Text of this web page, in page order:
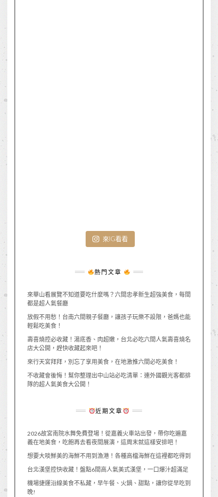
來IG看看
熱門文章
來華山看展覽不知道要吃什麼嗎？六間忠孝新生超強美食，每間
都是超人氣餐廳
放假不用愁！台南六間親子餐廳，讓孩子玩樂不設限，爸媽也能
輕鬆吃美食！
壽喜燒控必收藏！湯底香、肉超嫩，台北必吃六間人氣壽喜燒名
店大公開，趕快收藏起來吧！
來行天宮拜拜，別忘了享用美食，在地激推六間必吃美食！
不收藏會後悔！幫你整理出中山站必吃清單：連外國觀光客都排
隊的超人氣美食大公開！
近期文章
2026故宮南院水舞免費登場！從嘉義火車站出發，帶你吃遍嘉
義在地美食，吃飽再去看夜間展演，這周末就這樣安排吧！
想要大啖鮮美的海鮮不用到漁港！各種高檔海鮮在這裡都吃得到
台北漢堡控快收藏！盤點6間高人氣美式漢堡，一口爆汁超滿足
機場捷運沿線美食不私藏，早午餐、火鍋、甜點，讓你從早吃到
晚!